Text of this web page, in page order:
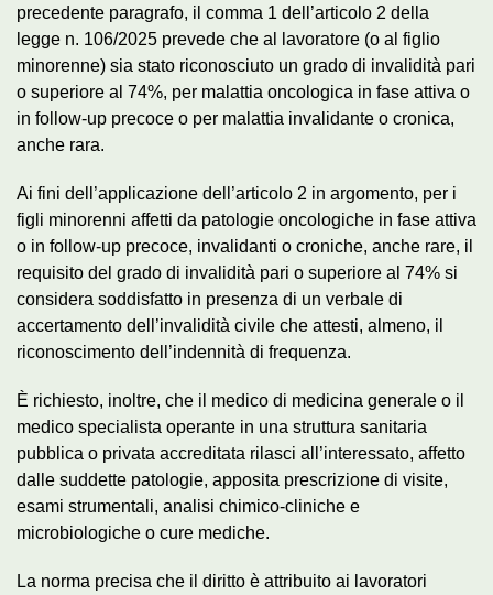
precedente paragrafo, il comma 1 dell’articolo 2 della
legge n. 106/2025 prevede che al lavoratore (o al figlio
minorenne) sia stato riconosciuto un grado di invalidità pari
o superiore al 74%, per malattia oncologica in fase attiva o
in follow-up precoce o per malattia invalidante o cronica,
anche rara.
Ai fini dell’applicazione dell’articolo 2 in argomento, per i
figli minorenni affetti da patologie oncologiche in fase attiva
o in follow-up precoce, invalidanti o croniche, anche rare, il
requisito del grado di invalidità pari o superiore al 74% si
considera soddisfatto in presenza di un verbale di
accertamento dell’invalidità civile che attesti, almeno, il
riconoscimento dell’indennità di frequenza.
È richiesto, inoltre, che il medico di medicina generale o il
medico specialista operante in una struttura sanitaria
pubblica o privata accreditata rilasci all’interessato, affetto
dalle suddette patologie, apposita prescrizione di visite,
esami strumentali, analisi chimico-cliniche e
microbiologiche o cure mediche.
La norma precisa che il diritto è attribuito ai lavoratori